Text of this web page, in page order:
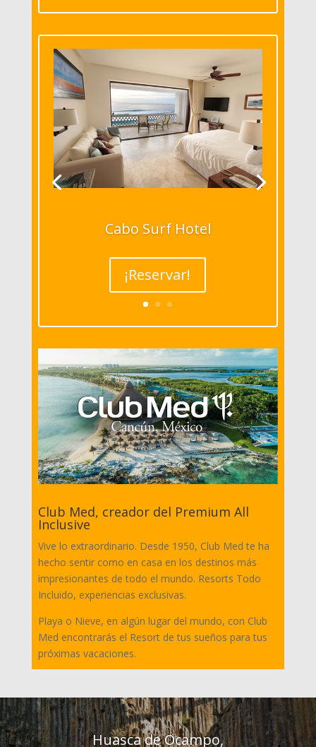
Cabo Surf Hotel
¡Reservar!
Club Med, creador del Premium All
Inclusive
Vive lo extraordinario. Desde 1950, Club Med te ha
hecho sentir como en casa en los destinos más
impresionantes de todo el mundo. Resorts Todo
Incluido, experiencias exclusivas.
Playa o Nieve, en algún lugar del mundo, con Club
Med encontrarás el Resort de tus sueños para tus
próximas vacaciones.
Huasca de Ocampo,